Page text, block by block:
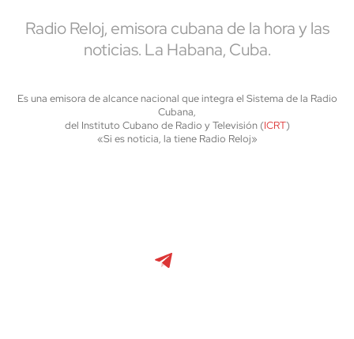
Radio Reloj, emisora cubana de la hora y las
noticias. La Habana, Cuba.
Es una emisora de alcance nacional que integra el Sistema de la Radio
Cubana,
del Instituto Cubano de Radio y Televisión (ICRT)
«Si es noticia, la tiene Radio Reloj»